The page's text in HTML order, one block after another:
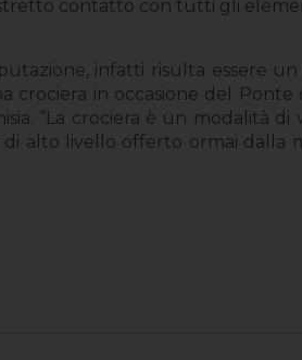
contatto con tutti gli
infatti risulta essere un
crociera in occasione del
“La crociera è un modalità
alto livello offerto ormai dalla